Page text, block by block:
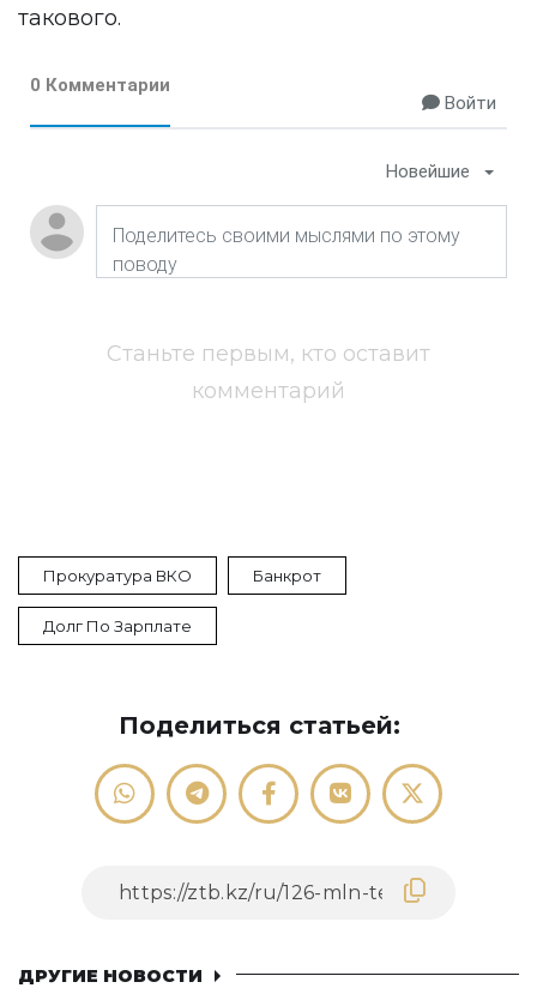
такового.
0 Комментарии
Войти
Новейшие
Станьте первым, кто оставит
комментарий
Прокуратура ВКО Банкрот
Долг По Зарплате
Поделиться статьей:
ДРУГИЕ НОВОСТИ